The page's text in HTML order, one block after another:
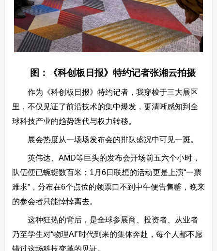
图：《科创板日报》特约记者张湘云拍摄
作为《科创板日报》特约记者，我穿梭于三大展区
里，不仅见证了前沿技术的集中爆发，更清晰感知到全
球科技产业的趋势迭代与权力转移。
展会热度从一场场发布会的排队盛况中可见一斑。
英伟达、AMD等巨头的发布会开场前五六个小时，
队伍便已蜿蜒数百米；1月6日联想的活动更是上演“一票
难求”，分布在6个点位的领票口不到中午便告售罄，晚来
的参会者只能悻悻离去。
这种狂热的背后，是全球参展商、投资者、从业者
乃至学生对“物理AI”时代到来的集体奔赴，每个人都不愿
错过这场科技变革的见证。